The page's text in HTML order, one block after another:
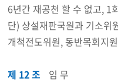
6년간 재공천 할 수 없고, 1
단) 상설재판국원과 기소위
개척전도위원, 동반목회지
제 12 조
임 무